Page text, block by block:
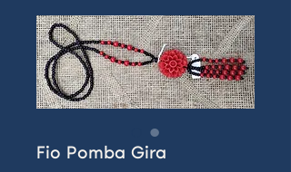
Fio Pomba Gira